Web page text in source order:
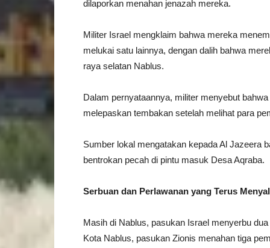
dilaporkan menahan jenazah mereka.
Militer Israel mengklaim bahwa mereka
melukai satu lainnya, dengan dalih bahwa
raya selatan Nablus.
Dalam pernyataannya, militer menyebut
melepaskan tembakan setelah melihat para
Sumber lokal mengatakan kepada Al Jazeera
bentrokan pecah di pintu masuk Desa Aqraba.
Serbuan dan Perlawanan yang Terus
Masih di Nablus, pasukan Israel menyerbu
Kota Nablus, pasukan Zionis menahan tiga